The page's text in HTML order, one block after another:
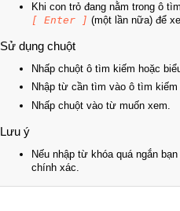
Khi con trỏ đang nằm trong ô
[ Enter ] (một lần nữa) để
Sử dụng chuột
Nhấp chuột ô tìm kiếm hoặc
Nhập từ cần tìm vào ô tìm
Nhấp chuột vào từ muốn xem.
Lưu ý
Nếu nhập từ khóa quá ngắn
chính xác.